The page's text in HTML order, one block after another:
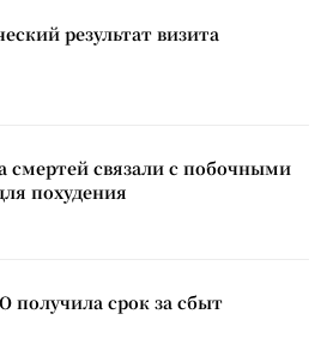
результат визита
смертей связали с побочными
похудения
получила срок за сбыт